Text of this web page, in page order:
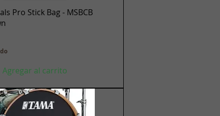
Vista rápida
Pro Stick Bag - MSBCB
Agregar al carrito